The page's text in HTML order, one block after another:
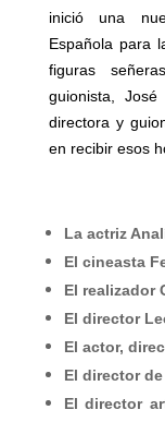
inició una
Española para
figuras
guionista,
directora y
en recibir esos
La actriz
El cineasta
El realizador
El director
El actor,
El director
El director